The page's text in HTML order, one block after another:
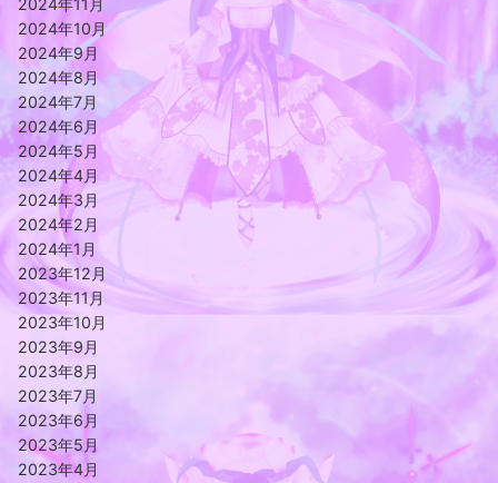
2024年11月
2024年10月
2024年9月
2024年8月
2024年7月
2024年6月
2024年5月
2024年4月
2024年3月
2024年2月
2024年1月
2023年12月
2023年11月
2023年10月
2023年9月
2023年8月
2023年7月
2023年6月
2023年5月
2023年4月